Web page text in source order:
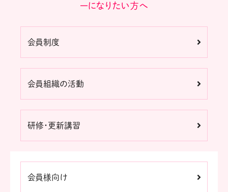
ーになりたい方へ
会員制度
会員組織の活動
研修・更新講習
会員様向け